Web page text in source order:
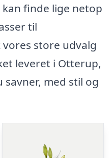
finde lige netop
til
store udvalg
leveret i Otterup,
med stil og